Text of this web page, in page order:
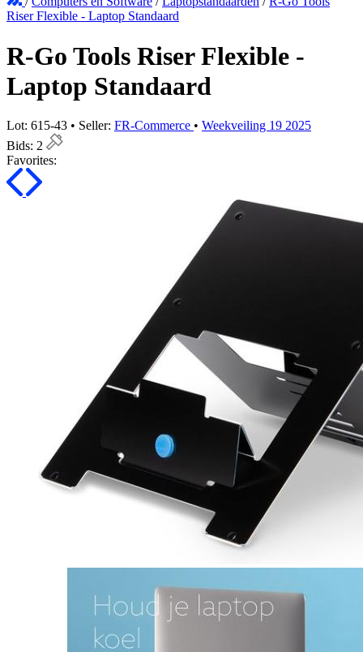
Riser Flexible - Laptop Standaard
R-Go Tools Riser Flexible -
Laptop Standaard
Lot: 615-43 • Seller: FR-Commerce • Weekveiling 19 2025
Bids: 2
Favorites: